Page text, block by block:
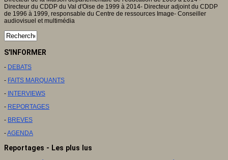
Directeur du CDDP du Val d'Oise de 1999 à 2014- Directeur adjoint du CDDP
de 1996 à 1999, responsable du Centre de ressources Image- Conseiller
audiovisuel et multimédia
S'INFORMER
- DEBATS
- FAITS MARQUANTS
- INTERVIEWS
- REPORTAGES
- BREVES
-AGENDA
Reportages - Les plus lus